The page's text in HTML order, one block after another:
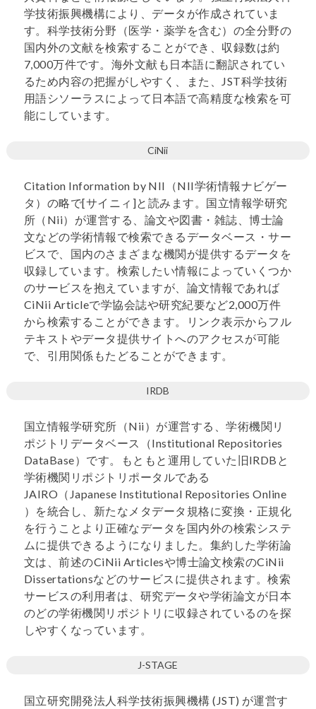
学技術振興機構により、データが作成されていま
す。科学技術分野（医学・薬学を含む）の全分野の
国内外の文献を検索することができ、収録数は約
7,000万件です。海外文献も日本語に翻訳されてい
るため内容の把握がしやすく、また、JST科学技術
用語シソーラスによって日本語で高精度な検索を可
能にしています。
CiNii
Citation Information by NII（NII学術情報ナビゲー
タ）の略で[サイニィ]と読みます。国立情報学研究
所（Nii）が運営する、論文や図書・雑誌、博士論
文などの学術情報で検索できるデータベース・サー
ビスで、国内のさまざまな機関が提供するデータを
収録しています。検索したい情報によっていくつか
のサービスを抱えていますが、論文情報であれば
CiNii Articleで学協会誌や研究紀要など2,000万件
から検索することができます。リンク表示からフル
テキストやデータ提供サイトへのアクセスが可能
で、引用関係もたどることができます。
IRDB
国立情報学研究所（Nii）が運営する、学術機関リ
ポジトリデータベース（Institutional Repositories
DataBase）です。もともと運用していた旧IRDBと
学術機関リポジトリポータルである
JAIRO（Japanese Institutional Repositories Online
）を統合し、新たなメタデータ規格に変換・正規化
を行うことより正確なデータを国内外の検索システ
ムに提供できるようになりました。集約した学術論
文は、前述のCiNii Articlesや博士論文検索のCiNii
Dissertationsなどのサービスに提供されます。検索
サービスの利用者は、研究データや学術論文が日本
のどの学術機関リポジトリに収録されているのを探
しやすくなっています。
J-STAGE
国立研究開発法人科学技術振興機構 (JST) が運営す